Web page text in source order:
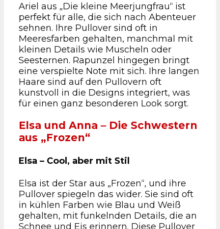
Ariel aus „Die kleine Meerjungfrau“ ist
perfekt für alle, die sich nach Abenteuer
sehnen. Ihre Pullover sind oft in
Meeresfarben gehalten, manchmal mit
kleinen Details wie Muscheln oder
Seesternen. Rapunzel hingegen bringt
eine verspielte Note mit sich. Ihre langen
Haare sind auf den Pullovern oft
kunstvoll in die Designs integriert, was
für einen ganz besonderen Look sorgt.
Elsa und Anna – Die Schwestern
aus „Frozen“
Elsa – Cool, aber mit Stil
Elsa ist der Star aus „Frozen“, und ihre
Pullover spiegeln das wider. Sie sind oft
in kühlen Farben wie Blau und Weiß
gehalten, mit funkelnden Details, die an
Schnee und Eis erinnern. Diese Pullover